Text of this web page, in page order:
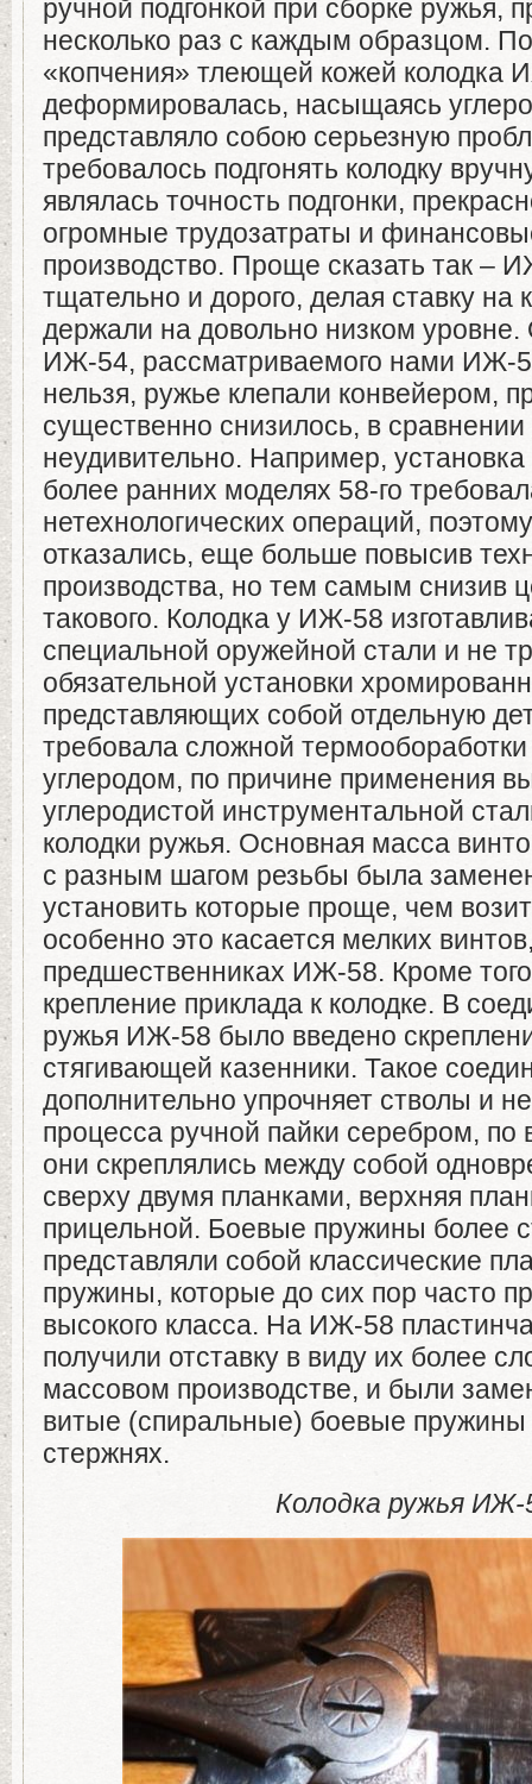
ручной подгонкой при сборке ружья,
несколько раз с каждым образцом.
«копчения» тлеющей кожей колодка
деформировалась, насыщаясь
представляло собою серьезную
требовалось подгонять колодку
являлась точность подгонки,
огромные трудозатраты и
производство. Проще сказать так –
тщательно и дорого, делая ставку на
держали на довольно низком уровне.
ИЖ-54, рассматриваемого нами ИЖ-
нельзя, ружье клепали конвейером,
существенно снизилось, в
неудивительно. Например,
более ранних моделях 58-го
нетехнологических операций,
отказались, еще больше повысив
производства, но тем самым снизив
такового. Колодка у ИЖ-58
специальной оружейной стали и не
обязательной установки
представляющих собой отдельную
требовала сложной
углеродом, по причине применения
углеродистой инструментальной
колодки ружья. Основная масса
с разным шагом резьбы была
установить которые проще, чем
особенно это касается мелких
предшественниках ИЖ-58. Кроме
крепление приклада к колодке. В
ружья ИЖ-58 было введено
стягивающей казенники. Такое
дополнительно упрочняет стволы и
процесса ручной пайки серебром, по
они скреплялись между собой
сверху двумя планками, верхняя
прицельной. Боевые пружины более
представляли собой классические
пружины, которые до сих пор часто
высокого класса. На ИЖ-58
получили отставку в виду их более
массовом производстве, и были
витые (спиральные) боевые
стержнях.
Колодка ружья ИЖ-